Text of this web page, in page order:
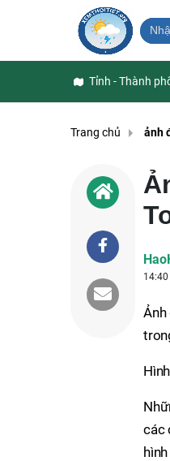
Tỉnh - Thành
Trang chủ ảnh
các